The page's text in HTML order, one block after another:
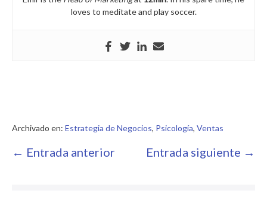
loves to meditate and play soccer.
Archivado en: Estrategia de Negocios, Psicología, Ventas
Navegación
← Entrada anterior Entrada siguiente →